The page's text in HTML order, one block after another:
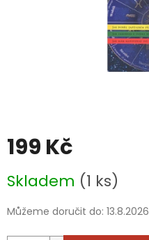
199 Kč
cena:
Skladem (1 ks)
Můžeme doručit do: 13.8.2026